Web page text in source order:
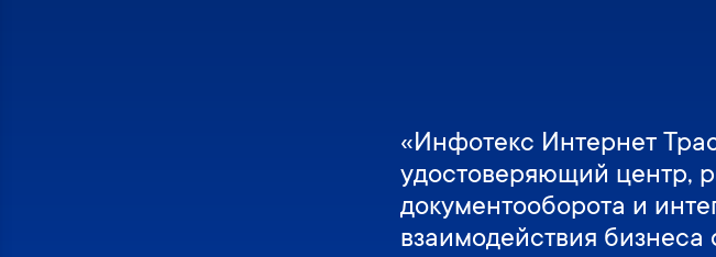
«Инфотекс Интернет
удостоверяющий центр,
документооборота и
взаимодействия бизнеса